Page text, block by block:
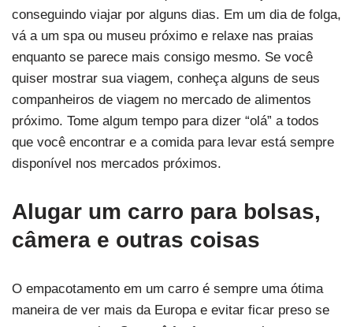
conseguindo viajar por alguns dias. Em um dia de folga,
vá a um spa ou museu próximo e relaxe nas praias
enquanto se parece mais consigo mesmo. Se você
quiser mostrar sua viagem, conheça alguns de seus
companheiros de viagem no mercado de alimentos
próximo. Tome algum tempo para dizer “olá” a todos
que você encontrar e a comida para levar está sempre
disponível nos mercados próximos.
Alugar um carro para bolsas,
câmera e outras coisas
O empacotamento em um carro é sempre uma ótima
maneira de ver mais da Europa e evitar ficar preso se